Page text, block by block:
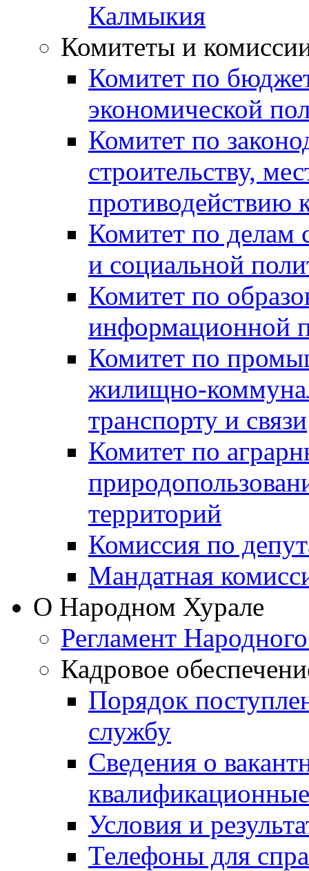
Калмыкия
Комитеты и
Комитет по
экономической
Комитет по
строительству,
противодействию
Комитет по делам
и социальной
Комитет по
информационной
Комитет по
жилищно-
транспорту и связи
Комитет по
территорий
Комиссия по
Мандатная
О Народном Хурале
Регламент
Кадровое
Порядок
службу
Сведения о
Условия и
Телефоны для